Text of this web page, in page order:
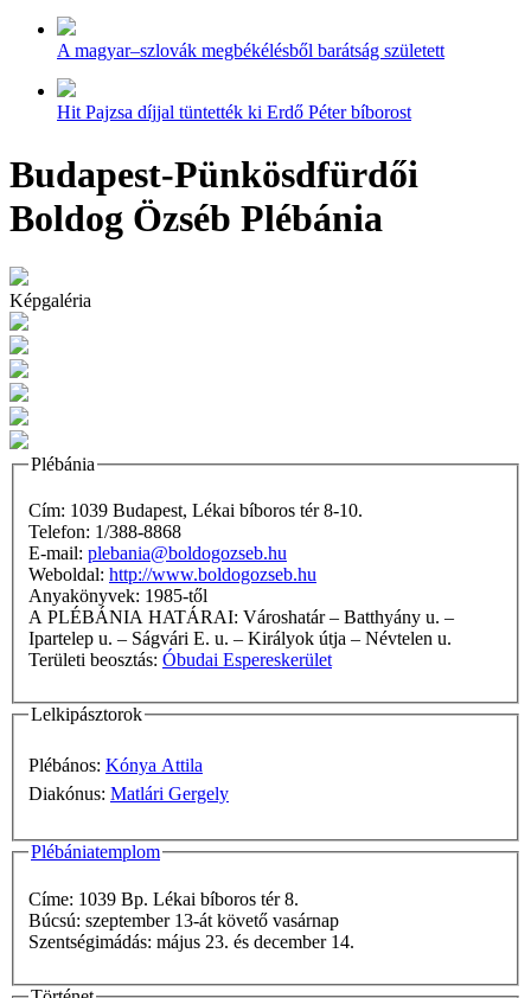
A magyar–szlovák megbékélésből barátság született
Hit Pajzsa díjjal tüntették ki Erdő Péter bíborost
Budapest-Pünkösdfürdői
Boldog Özséb Plébánia
Képgaléria
Plébánia
Cím: 1039 Budapest, Lékai bíboros tér 8-10.
Telefon: 1/388-8868
E-mail: plebania@boldogozseb.hu
Weboldal: http://www.boldogozseb.hu
Anyakönyvek: 1985-től
A PLÉBÁNIA HATÁRAI: Városhatár – Batthyány u. –
Ipartelep u. – Ságvári E. u. – Királyok útja – Névtelen u.
Területi beosztás: Óbudai Espereskerület
Lelkipásztorok
Plébános: Kónya Attila
Diakónus: Matlári Gergely
Plébániatemplom
Címe: 1039 Bp. Lékai bíboros tér 8.
Búcsú: szeptember 13-át követő vasárnap
Szentségimádás: május 23. és december 14.